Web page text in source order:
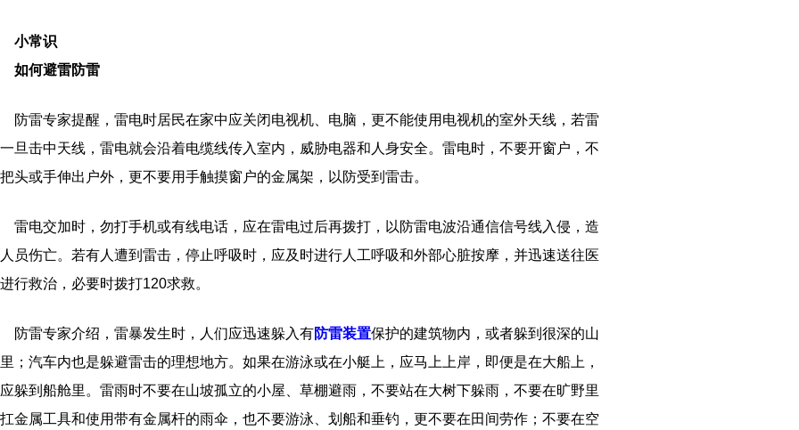
小常识
如何避雷防雷
雷专家提醒，雷电时居民在家中应关闭电视机、电脑，更不能使用电视机的室外天线，若雷
旦击中天线，雷电就会沿着电缆线传入室内，威胁电器和人身安全。雷电时，不要开窗户，不
头或手伸出户外，更不要用手触摸窗户的金属架，以防受到雷击。
电交加时，勿打手机或有线电话，应在雷电过后再拨打，以防雷电波沿通信信号线入侵，造
员伤亡。若有人遭到雷击，停止呼吸时，应及时进行人工呼吸和外部心脏按摩，并迅速送往医
行救治，必要时拨打120求救。
雷专家介绍，雷暴发生时，人们应迅速躲入有防雷装置保护的建筑物内，或者躲到很深的山
；汽车内也是躲避雷击的理想地方。如果在游泳或在小艇上，应马上上岸，即便是在大船上，
躲到船舱里。雷雨时不要在山坡孤立的小屋、草棚避雨，不要站在大树下躲雨，不要在旷野里
金属工具和使用带有金属杆的雨伞，也不要游泳、划船和垂钓，更不要在田间劳作；不要在空